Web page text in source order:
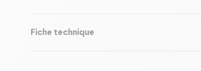
Fiche technique